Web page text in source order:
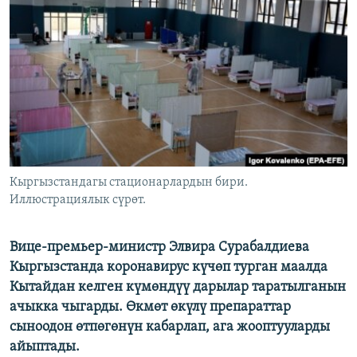
ЭЖЕ-СИҢДИЛЕР
АЗАТТЫК+
ЫҢГАЙСЫЗ СУРООЛОР
ОНЛАЙН ШЕРИНЕ
ЭЕ/АРнун бардык сайттары
Кыргызстандагы стационарлардын бири.
Иллюстрациялык сүрөт.
Вице-премьер-министр Элвира Сурабалдиева
Кыргызстанда коронавирус күчөп турган маалда
Кытайдан келген күмөндүү дарылар таратылганын
ачыкка чыгарды. Өкмөт өкүлү препараттар
сыноодон өтпөгөнүн кабарлап, ага жооптууларды
айыптады.